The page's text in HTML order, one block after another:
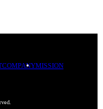
COMPANYMISSION